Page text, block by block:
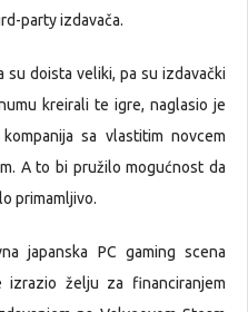
party izdavača.
su doista veliki, pa su izdavački
kreirali te igre, naglasio je
sa vlastitim novcem
A to bi pružilo mogućnost da
primamljivo.
japanska PC gaming scena
izrazio želju za financiranjem